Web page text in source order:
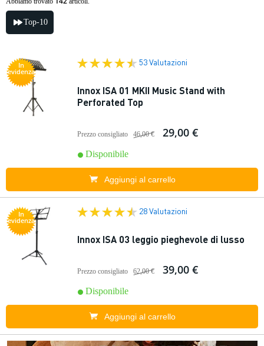
Top-10
In
evidenza
53 Valutazioni
Innox ISA 01 MKII Music Stand with
Perforated Top
Prezzo consigliato 46,00 € 29,00 €
Disponibile
Aggiungi al carrello
In
evidenza
28 Valutazioni
Innox ISA 03 leggio pieghevole di lusso
Prezzo consigliato 62,00 € 39,00 €
Disponibile
Aggiungi al carrello